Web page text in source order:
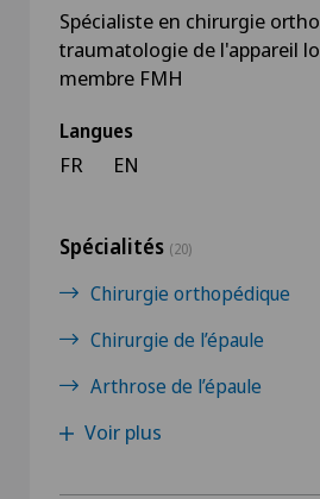
Spécialiste en chirurgie
traumatologie de l'appareil
membre FMH
Langues
FR EN
Spécialités (20)
Chirurgie orthopédique
Chirurgie de l’épaule
Arthrose de l’épaule
Voir plus